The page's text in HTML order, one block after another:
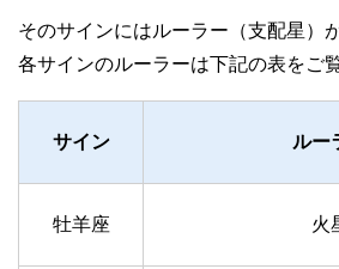
そのサインにはルーラー（支配星）
各サインのルーラーは下記の表をご
サイン ルー
牡羊座 火